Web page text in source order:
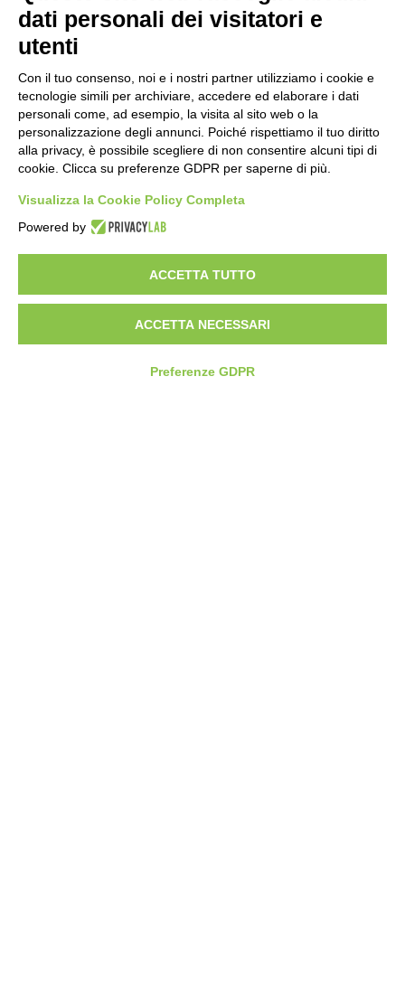
Compass360
Settori
La nostra storia
Contatti
Lavora con noi
Partner
Service Desk
SUPPLY CHAIN SOFTWARE
Pianificazione strategica e
ottimizzazione costi
Pianificazione avanzata
dati personali dei visitatori e
utenti
Con il tuo consenso, noi e i nostri partner utilizziamo i cookie e
tecnologie simili per archiviare, accedere ed elaborare i dati
personali come, ad esempio, la visita al sito web o la
personalizzazione degli annunci. Poiché rispettiamo il tuo diritto
alla privacy, è possibile scegliere di non consentire alcuni tipi di
cookie. Clicca su preferenze GDPR per saperne di più.
Visualizza la Cookie Policy Completa
Powered by
ACCETTA TUTTO
ACCETTA NECESSARI
Preferenze GDPR